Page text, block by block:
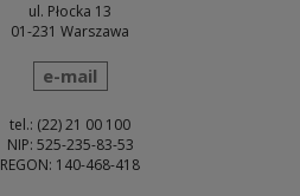
ul. Płocka 13
01-231 Warszawa
wyślij wiadomość
e-mail
tel.: (22) 21 00 100
NIP: 525-235-83-53
REGON: 140-468-418